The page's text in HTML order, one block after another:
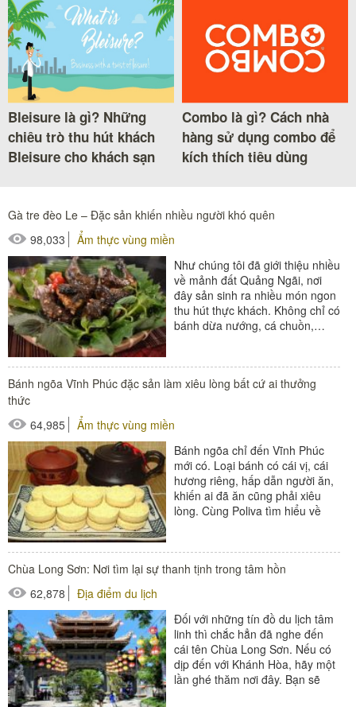
Bleisure là gì? Những
chiêu trò thu hút khách
Bleisure cho khách sạn
Combo là gì? Cách nhà
hàng sử dụng combo để
kích thích tiêu dùng
Gà tre đèo Le – Đặc sản khiến nhiều người khó quên
98,033
Ẩm thực vùng miền
Như chúng tôi đã giới thiệu nhiều
về mảnh đất Quảng Ngãi, nơi
đây sản sinh ra nhiều món ngon
thu hút thực khách. Không chỉ có
bánh dừa nướng, cá chuồn,…
Bánh ngõa Vĩnh Phúc đặc sản làm xiêu lòng bất cứ ai thưởng
thức
64,985
Ẩm thực vùng miền
Bánh ngõa chỉ đến Vĩnh Phúc
mới có. Loại bánh có cái vị, cái
hương riêng, hấp dẫn người ăn,
khiến ai đã ăn cũng phải xiêu
lòng. Cùng Poliva tìm hiểu về
Chùa Long Sơn: Nơi tìm lại sự thanh tịnh trong tâm hồn
62,878
Địa điểm du lịch
Đối với những tín đồ du lịch tâm
linh thì chắc hẳn đã nghe đến
cái tên Chùa Long Sơn. Nếu có
dịp đến với Khánh Hòa, hãy một
lần ghé thăm nơi đây. Bạn sẽ